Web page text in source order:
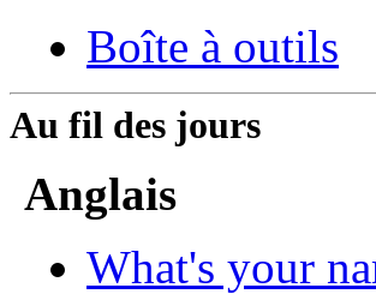
Boîte à outils
Au fil des jours
Anglais
What's your